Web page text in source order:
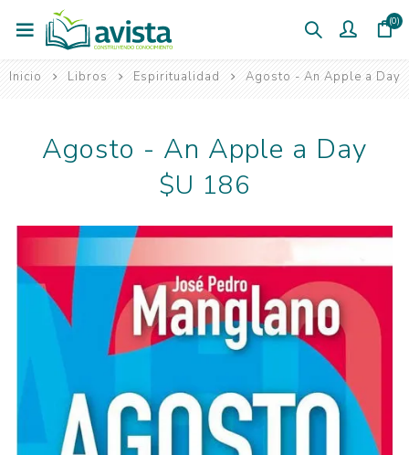
(0)
Inicio Libros Espiritualidad Agosto - An Apple a Day
Agosto - An Apple a Day
$U 186